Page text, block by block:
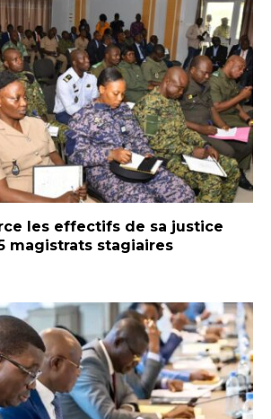
les effectifs de sa justice
magistrats stagiaires